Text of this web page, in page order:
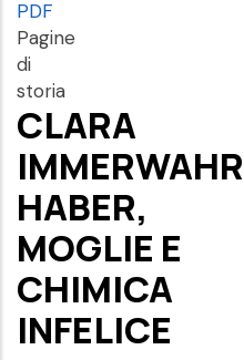
PDF
Pagine
di
storia
CLARA
IMMERWAHR
HABER,
MOGLIE E
CHIMICA
INFELICE